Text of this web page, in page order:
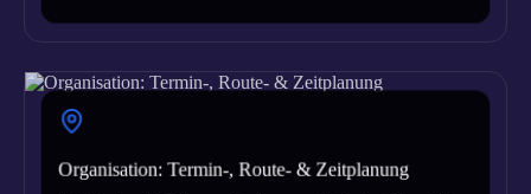
Organisation: Termin-, Route- & Zeitplanung